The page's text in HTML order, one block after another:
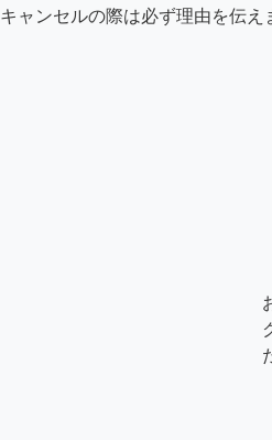
キャンセルの際は必ず理由を伝え